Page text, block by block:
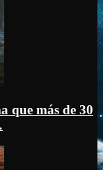
que más de 30